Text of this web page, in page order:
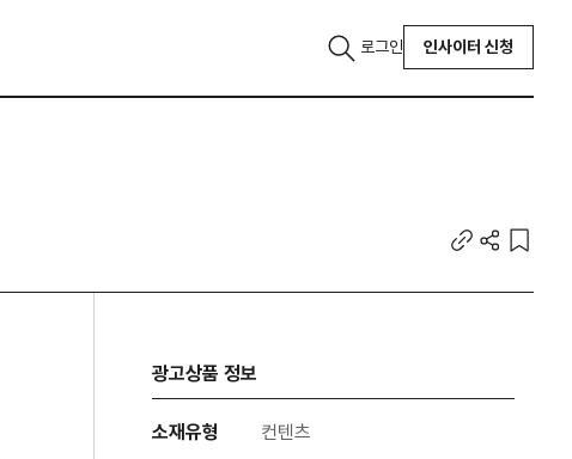
로그인 인사이터 신청
광고상품 정보
소재유형 컨텐츠